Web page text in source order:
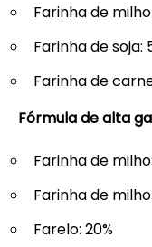
Farinha de
Farinha de soja:
Farinha de
Fórmula de alta
Farinha de
Farinha de
Farelo: 20%